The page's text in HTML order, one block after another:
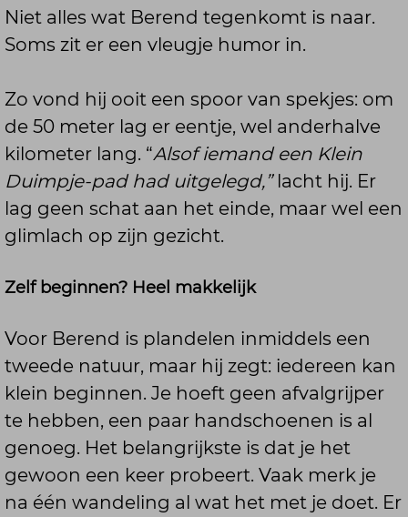
Niet alles wat Berend tegenkomt is naar.
Soms zit er een vleugje humor in.
Zo vond hij ooit een spoor van spekjes: om
de 50 meter lag er eentje, wel anderhalve
kilometer lang. “Alsof iemand een Klein
Duimpje-pad had uitgelegd,”lacht hij. Er
lag geen schat aan het einde, maar wel een
glimlach op zijn gezicht.
Zelf beginnen? Heel makkelijk
Voor Berend is plandelen inmiddels een
tweede natuur, maar hij zegt: iedereen kan
klein beginnen. Je hoeft geen afvalgrijper
te hebben, een paar handschoenen is al
genoeg. Het belangrijkste is dat je het
gewoon een keer probeert. Vaak merk je
na één wandeling al wat het met je doet. Er